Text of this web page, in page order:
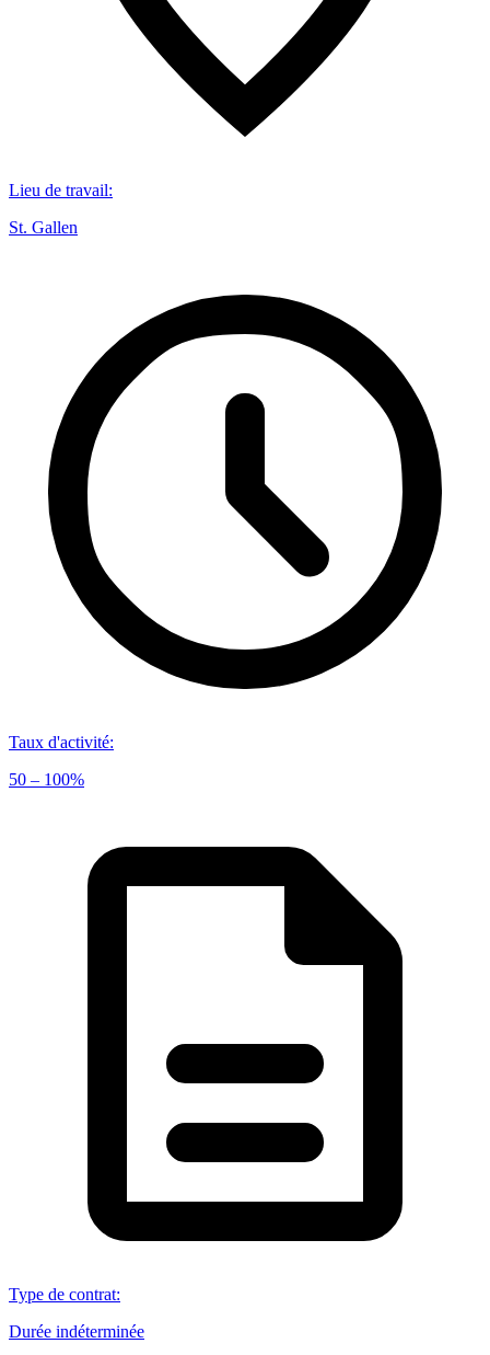
Lieu de travail:
St. Gallen
Taux d'activité:
50 – 100%
Type de contrat:
Durée indéterminée